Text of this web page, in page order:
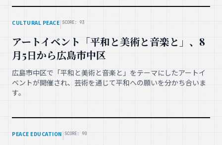
CULTURAL PEACE| SCORE: 93
アートイベント「平和と美術と音楽と」、8
月5日から広島市中区
広島市中区で「平和と美術と音楽と」をテーマにしたアートイ
ベントが開催され、芸術を通じて平和への願いを分かち合いま
す。
PEACE EDUCATION | SCORE: 90